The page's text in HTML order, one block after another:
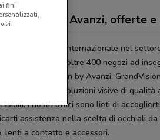
by Avanzi, offerte e
retailer internazionale nel
in Italia con oltre 400 negozi ad
GrandVision by Avanzi,
per offrirti soluzioni visive di qualità
I nostri ottici sono lieti di
assistenza nella scelta di occhiali da
lenti a contatto e accessori.
fini